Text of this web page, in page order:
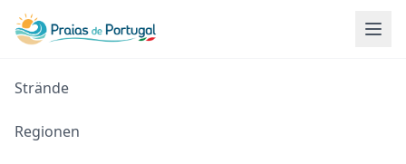
Strände
Regionen